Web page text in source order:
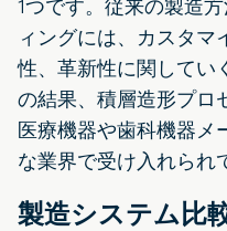
1つです。従来の製造
ィングには、カスタマ
性、革新性に関してい
の結果、積層造形プロ
医療機器や歯科機器メ
な業界で受け入れられ
製造システム比